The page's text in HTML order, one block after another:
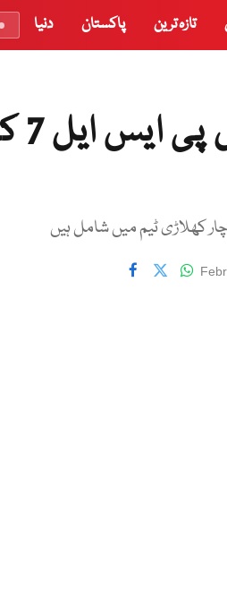
تازہ ترین پاکستان دنیا
چار کھلاڑی ٹیم میں شامل ہیں